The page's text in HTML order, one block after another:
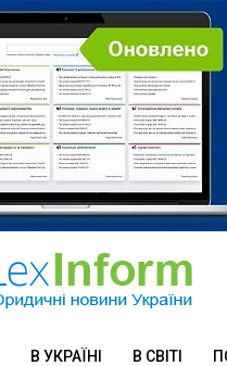
В УКРАЇНІ В СВІТІ